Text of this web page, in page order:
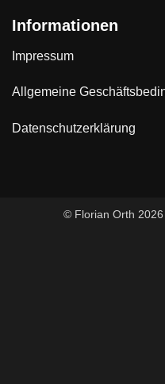
Informationen
Impressum
Allgemeine
Datenschutzerklärung
© Florian Orth